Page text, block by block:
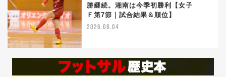
勝継続。湘南は今季初勝利【女子
Ｆ第7節｜試合結果＆順位】
2026.08.04